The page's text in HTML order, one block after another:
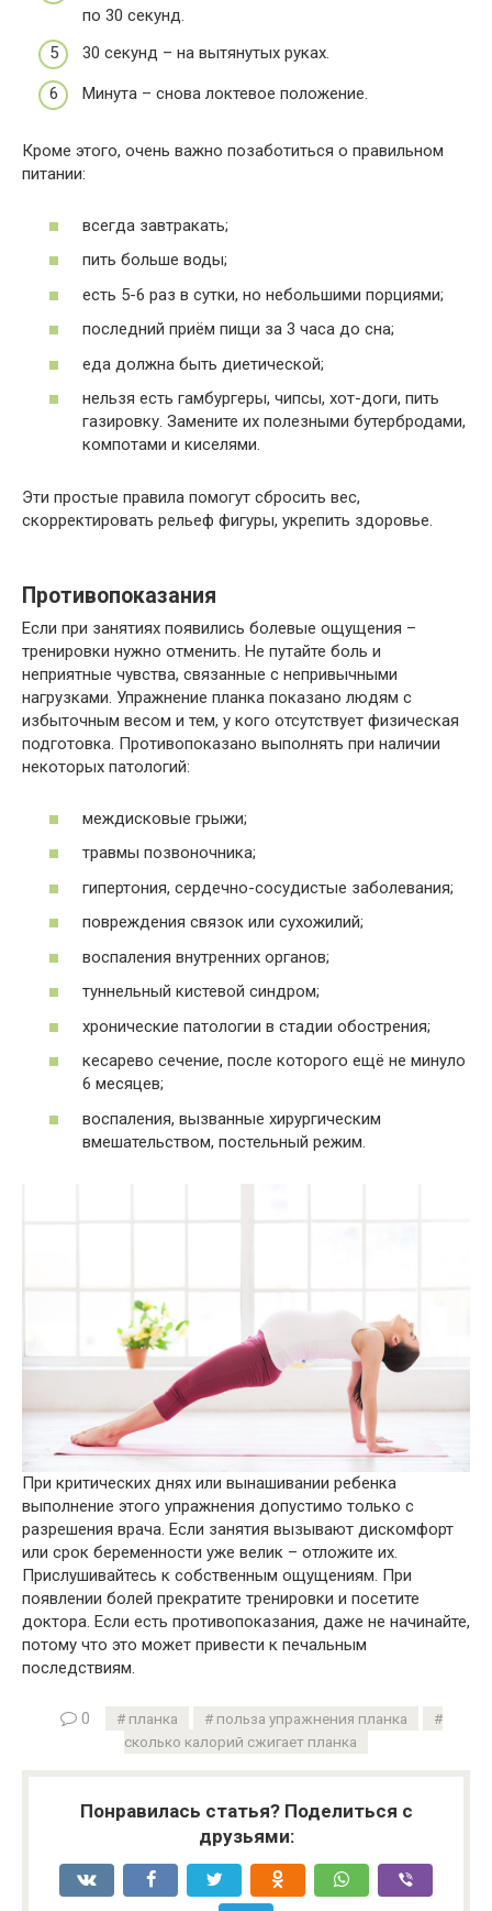
по 30 секунд.
30 секунд – на вытянутых руках.
Минута – снова локтевое положение.
Кроме этого, очень важно позаботиться о правильном
питании:
всегда завтракать;
пить больше воды;
есть 5-6 раз в сутки, но небольшими порциями;
последний приём пищи за 3 часа до сна;
еда должна быть диетической;
нельзя есть гамбургеры, чипсы, хот-доги, пить
газировку. Замените их полезными бутербродами,
компотами и киселями.
Эти простые правила помогут сбросить вес,
скорректировать рельеф фигуры, укрепить здоровье.
Противопоказания
Если при занятиях появились болевые ощущения –
тренировки нужно отменить. Не путайте боль и
неприятные чувства, связанные с непривычными
нагрузками. Упражнение планка показано людям с
избыточным весом и тем, у кого отсутствует физическая
подготовка. Противопоказано выполнять при наличии
некоторых патологий:
междисковые грыжи;
травмы позвоночника;
гипертония, сердечно-сосудистые заболевания;
повреждения связок или сухожилий;
воспаления внутренних органов;
туннельный кистевой синдром;
хронические патологии в стадии обострения;
кесарево сечение, после которого ещё не минуло
6 месяцев;
воспаления, вызванные хирургическим
вмешательством, постельный режим.
При критических днях или вынашивании ребенка
выполнение этого упражнения допустимо только с
разрешения врача. Если занятия вызывают дискомфорт
или срок беременности уже велик – отложите их.
Прислушивайтесь к собственным ощущениям. При
появлении болей прекратите тренировки и посетите
доктора. Если есть противопоказания, даже не начинайте,
потому что это может привести к печальным
последствиям.
0 планка
польза упражнения планка
сколько калорий сжигает планка
Понравилась статья? Поделиться с
друзьями: